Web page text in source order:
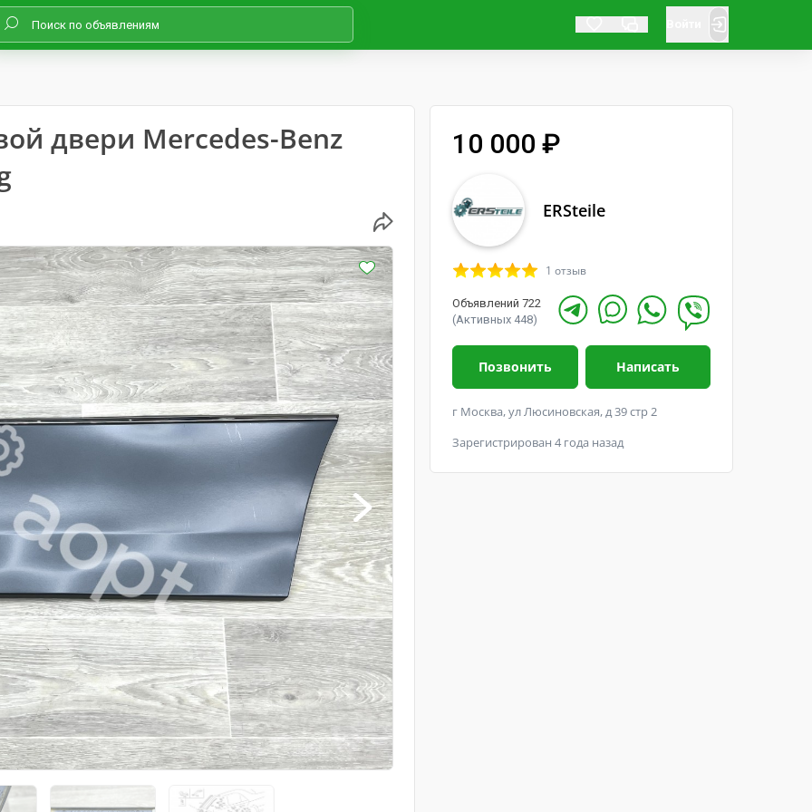
двери Mercedes-Benz
10 000 ₽
ERSteile
1 отзыв
Объявлений 722
(Активных 448)
Позвонить Написать
г Москва, ул Люсиновская, д 39 стр 2
Зарегистрирован 4 года назад